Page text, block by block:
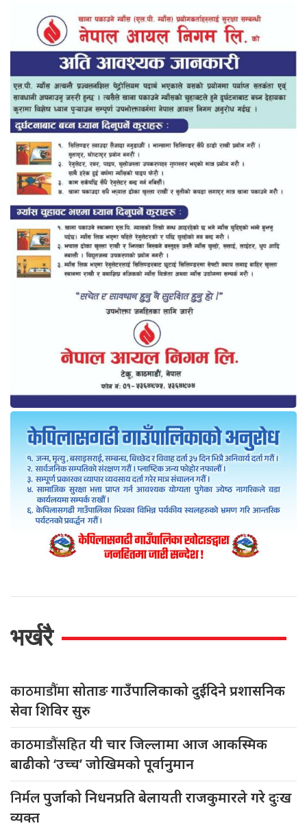
भर्खरै
काठमाडौंमासोताङ गाउँपालिकाको दुईदिने प्रशासनिक
सेवा शिविर सुरु
काठमाडौंसहितयी चार जिल्लामा आज आकस्मिक
बाढीको ‘उच्च’ जोखिमको पूर्वानुमान
निर्मलपुर्जाको निधनप्रति बेलायती राजकुमारले गरे दुःख
व्यक्त